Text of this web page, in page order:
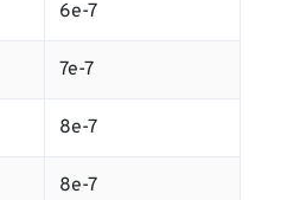
6e-7
7e-7
8e-7
8e-7